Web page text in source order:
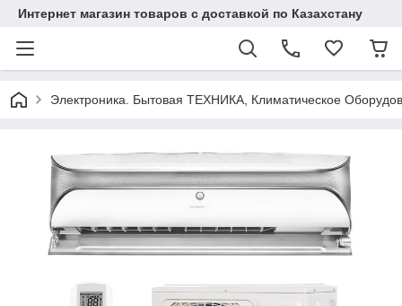
Интернет магазин товаров с доставкой по Казахстану
Электроника. Бытовая ТЕХНИКА, Климатическое